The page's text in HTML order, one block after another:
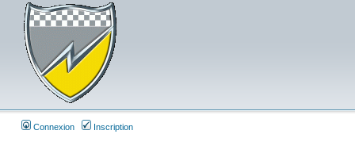
Connexion Inscription